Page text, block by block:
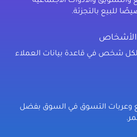
للبيع بالتجزئة.
الأشخاص
شخص في قاعدة بيانات العملاء
وعربات التسوق في السوق بفضل